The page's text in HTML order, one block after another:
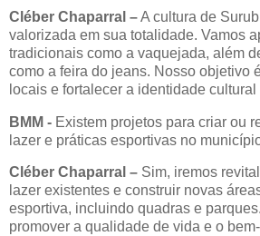
Cléber Chaparral –A cultura de
valorizada em sua totalidade. Vamos
tradicionais como a vaquejada, além
como a feira do jeans. Nosso objetivo
locais e fortalecer a identidade
BMM - Existem projetos para criar ou
lazer e práticas esportivas no
Cléber Chaparral – Sim, iremos
lazer existentes e construir novas
esportiva, incluindo quadras e
promover a qualidade de vida e o